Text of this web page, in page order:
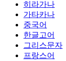
히라가나
가타카나
중국어
한글고어
그리스문자
프랑스어